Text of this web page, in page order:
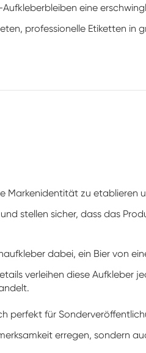
bleiben eine
professionelle Etiketten in
Markenidentität zu etablieren
stellen sicher, dass das
dabei, ein Bier von
verleihen diese Aufkleber
perfekt für
erregen, sondern